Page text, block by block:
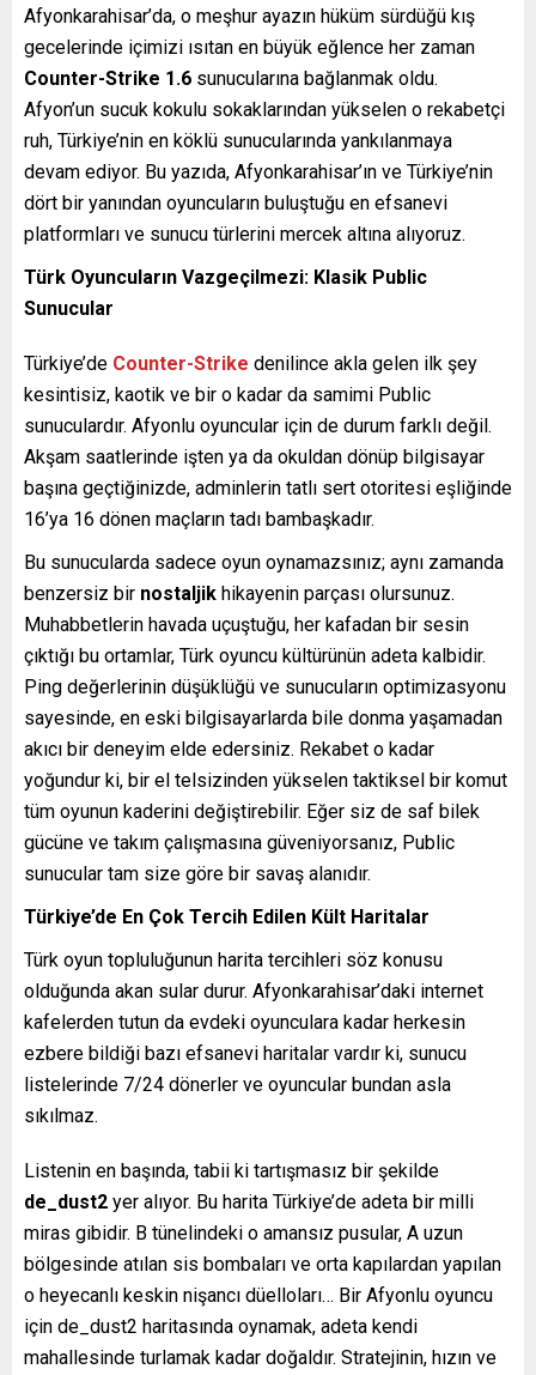
Afyonkarahisar’da, o meşhur ayazın hüküm sürdüğü kış
gecelerinde içimizi ısıtan en büyük eğlence her zaman
Counter-Strike 1.6 sunucularına bağlanmak oldu.
Afyon’un sucuk kokulu sokaklarından yükselen o rekabetçi
ruh, Türkiye’nin en köklü sunucularında yankılanmaya
devam ediyor. Bu yazıda, Afyonkarahisar’ın ve Türkiye’nin
dört bir yanından oyuncuların buluştuğu en efsanevi
platformları ve sunucu türlerini mercek altına alıyoruz.
Türk Oyuncuların Vazgeçilmezi: Klasik Public
Sunucular
Türkiye’de Counter-Strike denilince akla gelen ilk şey
kesintisiz, kaotik ve bir o kadar da samimi Public
sunuculardır. Afyonlu oyuncular için de durum farklı değil.
Akşam saatlerinde işten ya da okuldan dönüp bilgisayar
başına geçtiğinizde, adminlerin tatlı sert otoritesi eşliğinde
16’ya 16 dönen maçların tadı bambaşkadır.
Bu sunucularda sadece oyun oynamazsınız; aynı zamanda
benzersiz bir nostaljik hikayenin parçası olursunuz.
Muhabbetlerin havada uçuştuğu, her kafadan bir sesin
çıktığı bu ortamlar, Türk oyuncu kültürünün adeta kalbidir.
Ping değerlerinin düşüklüğü ve sunucuların optimizasyonu
sayesinde, en eski bilgisayarlarda bile donma yaşamadan
akıcı bir deneyim elde edersiniz. Rekabet o kadar
yoğundur ki, bir el telsizinden yükselen taktiksel bir komut
tüm oyunun kaderini değiştirebilir. Eğer siz de saf bilek
gücüne ve takım çalışmasına güveniyorsanız, Public
sunucular tam size göre bir savaş alanıdır.
Türkiye’de En Çok Tercih Edilen Kült Haritalar
Türk oyun topluluğunun harita tercihleri söz konusu
olduğunda akan sular durur. Afyonkarahisar’daki internet
kafelerden tutun da evdeki oyunculara kadar herkesin
ezbere bildiği bazı efsanevi haritalar vardır ki, sunucu
listelerinde 7/24 dönerler ve oyuncular bundan asla
sıkılmaz.
Listenin en başında, tabii ki tartışmasız bir şekilde
de_dust2 yer alıyor. Bu harita Türkiye’de adeta bir milli
miras gibidir. B tünelindeki o amansız pusular, A uzun
bölgesinde atılan sis bombaları ve orta kapılardan yapılan
o heyecanlı keskin nişancı düelloları… Bir Afyonlu oyuncu
için de_dust2 haritasında oynamak, adeta kendi
mahallesinde turlamak kadar doğaldır. Stratejinin, hızın ve